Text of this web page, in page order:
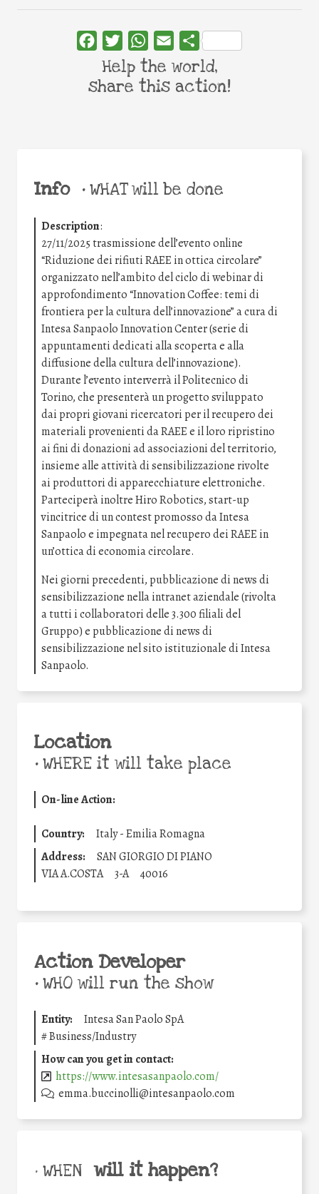
Info •WHAT will be done
Description:
27/11/2025 trasmissione dell’evento online
“Riduzione dei rifiuti RAEE in ottica circolare”
organizzato nell’ambito del ciclo di webinar di
approfondimento “Innovation Coffee: temi di
frontiera per la cultura dell’innovazione” a cura di
Intesa Sanpaolo Innovation Center (serie di
appuntamenti dedicati alla scoperta e alla
diffusione della cultura dell’innovazione).
Durante l’evento interverrà il Politecnico di
Torino, che presenterà un progetto sviluppato
dai propri giovani ricercatori per il recupero dei
materiali provenienti da RAEE e il loro ripristino
ai fini di donazioni ad associazioni del territorio,
insieme alle attività di sensibilizzazione rivolte
ai produttori di apparecchiature elettroniche.
Parteciperà inoltre Hiro Robotics, start-up
vincitrice di un contest promosso da Intesa
Sanpaolo e impegnata nel recupero dei RAEE in
un’ottica di economia circolare.
Nei giorni precedenti, pubblicazione di news di
sensibilizzazione nella intranet aziendale (rivolta
a tutti i collaboratori delle 3.300 filiali del
Gruppo) e pubblicazione di news di
sensibilizzazione nel sito istituzionale di Intesa
Sanpaolo.
Location
•WHERE it will take place
On-line Action:
Country:
Italy - Emilia Romagna
Address:
SAN GIORGIO DI PIANO
VIA A.COSTA
3-A 40016
Action Developer
•WHO will run the show
Entity:
Intesa San Paolo SpA
#Business/Industry
How can you get in contact:
https://www.intesasanpaolo.com/
emma.buccinolli@intesanpaolo.com
• WHEN will it happen?
FacebookTwitterWhatsApp
Email Share
Help the world,
share this action!